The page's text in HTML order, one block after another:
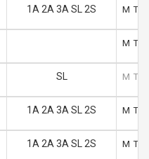
1A 2A 3A SL 2S M T
M T
SL M T
1A 2A 3A SL 2S M T
1A 2A 3A SL 2S M T